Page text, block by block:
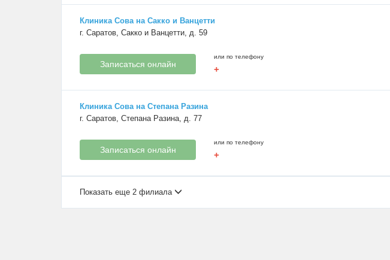
Клиника Сова на Сакко и Ванцетти
г. Саратов, Сакко и Ванцетти, д. 59
Записаться онлайн
или по телефону
+
Клиника Сова на Степана Разина
г. Саратов, Степана Разина, д. 77
Записаться онлайн
или по телефону
+
Показать еще 2 филиала